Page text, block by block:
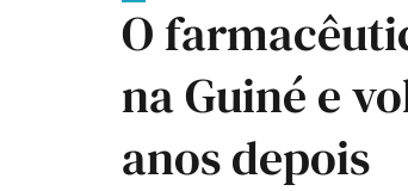
O
na Guiné e
anos depois